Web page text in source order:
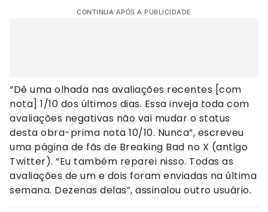
CONTINUA APÓS A PUBLICIDADE
“Dê uma olhada nas avaliações recentes [com
nota] 1/10 dos últimos dias. Essa inveja toda com
avaliações negativas não vai mudar o status
desta obra-prima nota 10/10. Nunca”, escreveu
uma página de fãs de Breaking Bad no X (antigo
Twitter). “Eu também reparei nisso. Todas as
avaliações de um e dois foram enviadas na última
semana. Dezenas delas”, assinalou outro usuário.